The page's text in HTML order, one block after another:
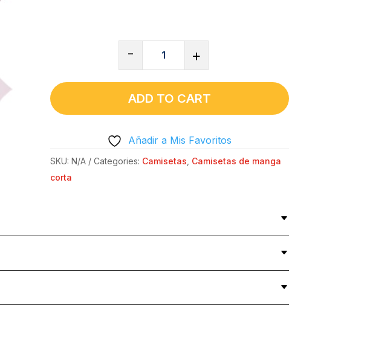
-
CUELLO
REDONDO
ALGODÓN
ULTRAGRUESO
|
GILDAN
+
ADD TO CART
Añadir a Mis Favoritos
SKU: N/A Categories: Camisetas Camisetas de manga
corta